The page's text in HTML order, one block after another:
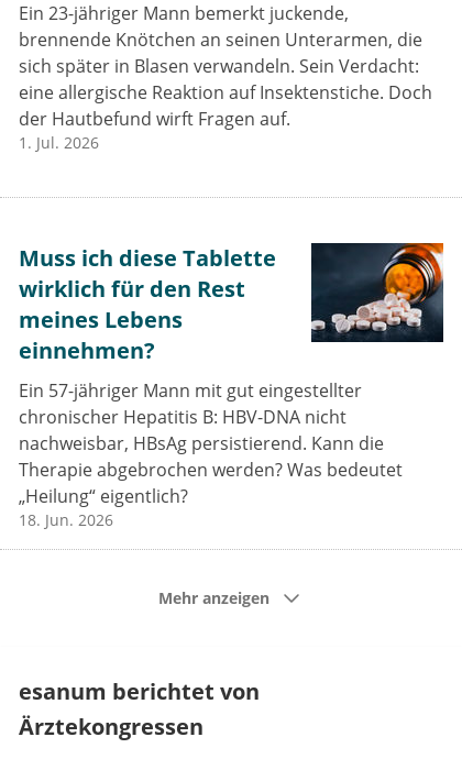
Ein 23-jähriger Mann bemerkt juckende,
brennende Knötchen an seinen Unterarmen, die
sich später in Blasen verwandeln. Sein Verdacht:
eine allergische Reaktion auf Insektenstiche. Doch
der Hautbefund wirft Fragen auf.
1. Jul. 2026
Muss ich diese Tablette
wirklich für den Rest
meines Lebens
einnehmen?
Ein 57-jähriger Mann mit gut eingestellter
chronischer Hepatitis B: HBV-DNA nicht
nachweisbar, HBsAg persistierend. Kann die
Therapie abgebrochen werden? Was bedeutet
„Heilung“ eigentlich?
18. Jun. 2026
Mehr anzeigen
esanum berichtet von
Ärztekongressen